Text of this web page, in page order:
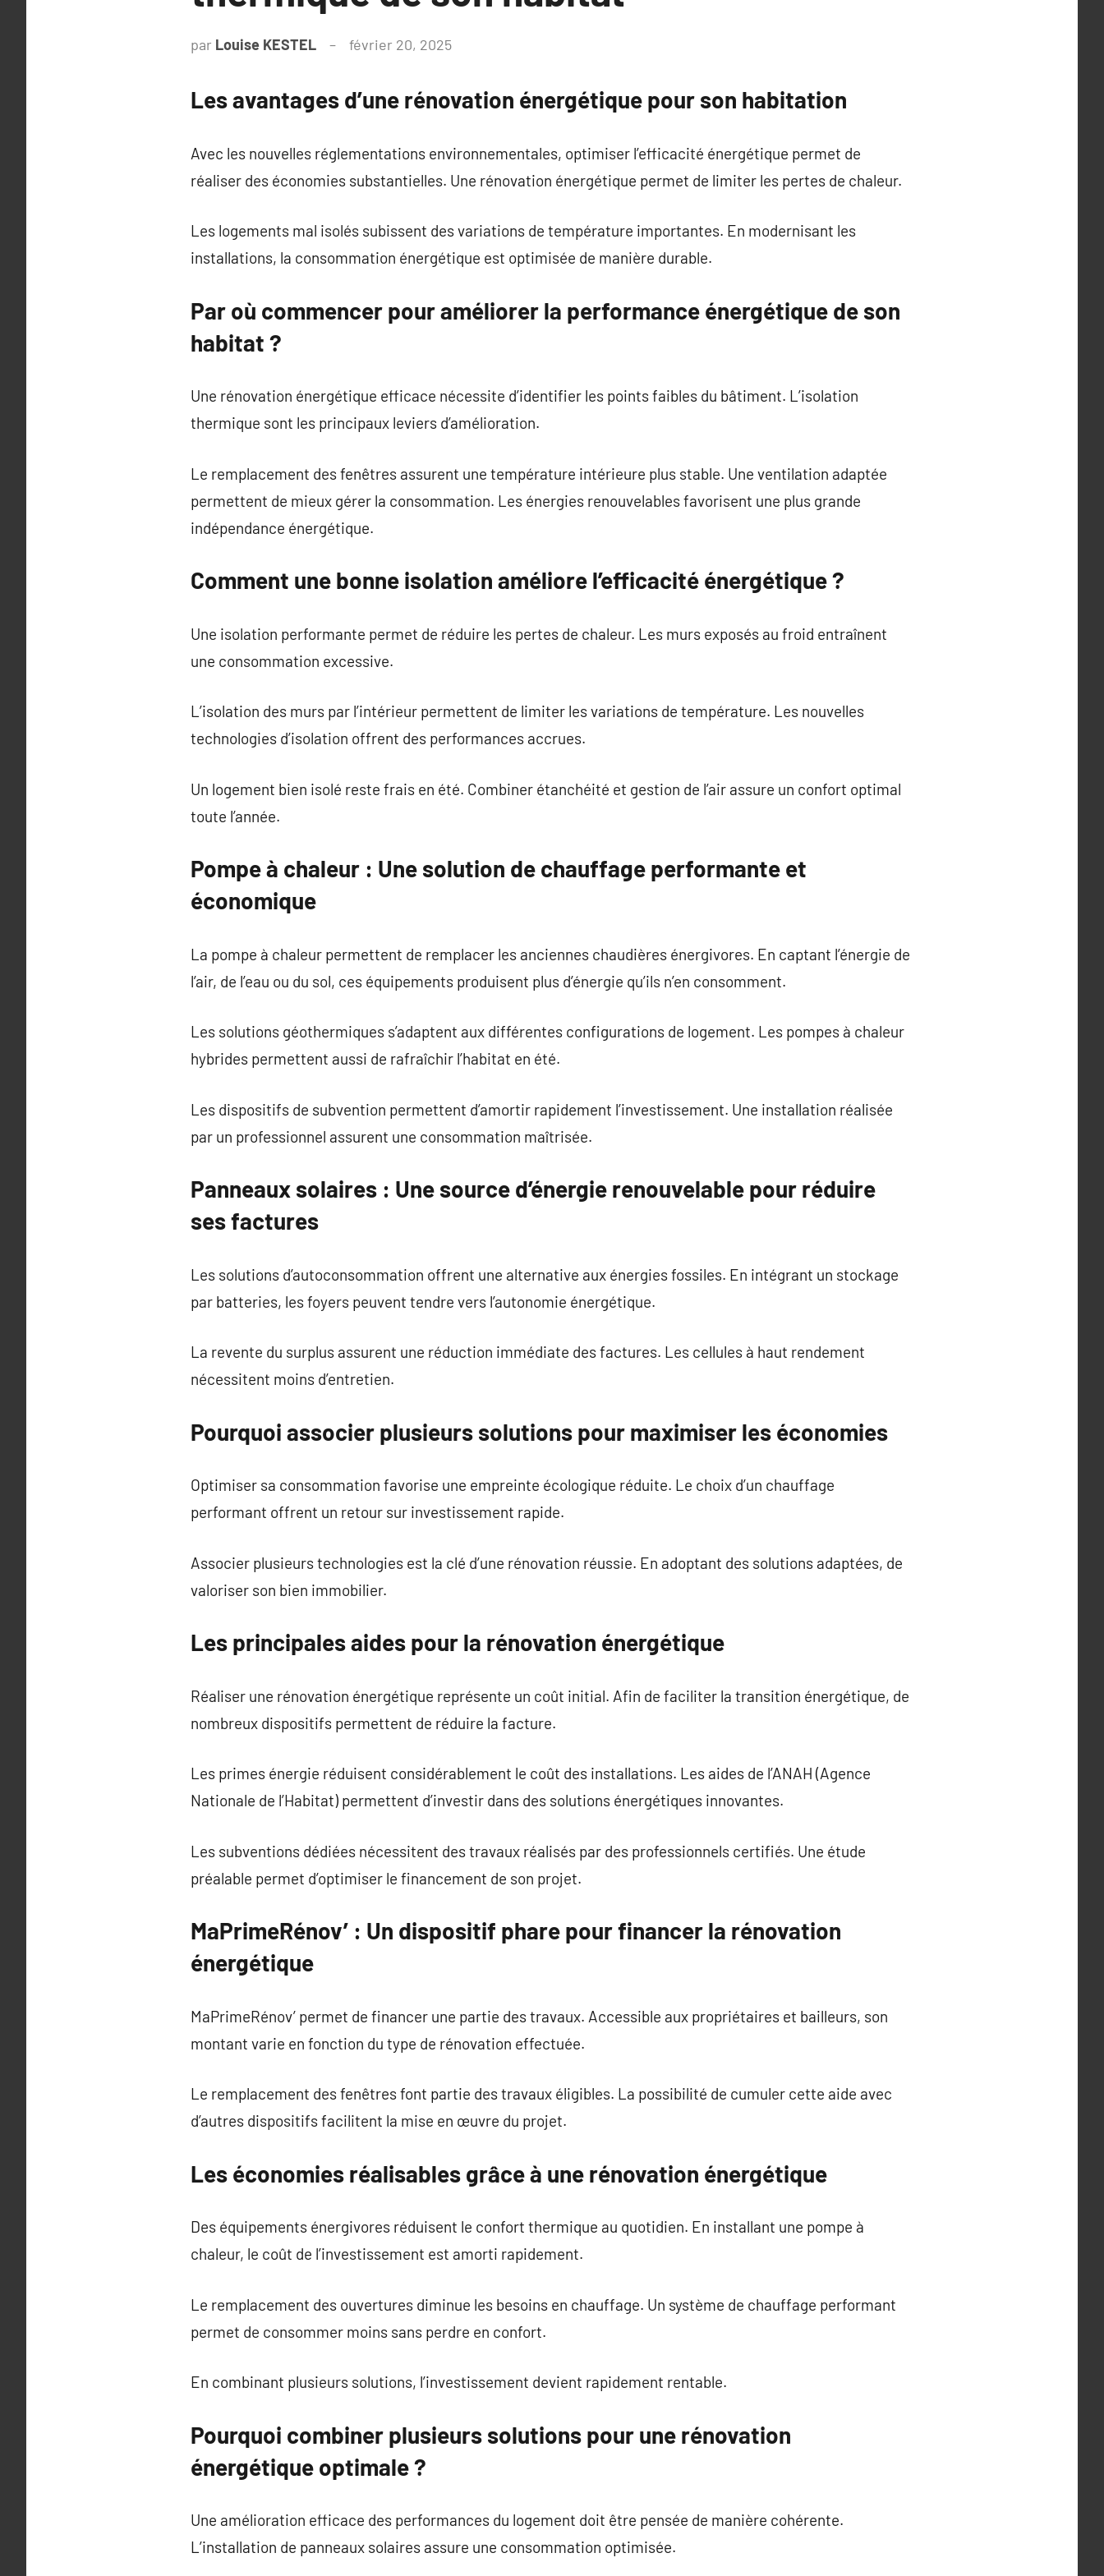
par Louise KESTEL février 20, 2025
Les avantages d’une rénovation énergétique pour son habitation
Avec les nouvelles réglementations environnementales, optimiser l’efficacité énergétique permet de
réaliser des économies substantielles. Une rénovation énergétique permet de limiter les pertes de chaleur.
Les logements mal isolés subissent des variations de température importantes. En modernisant les
installations, la consommation énergétique est optimisée de manière durable.
Par où commencer pour améliorer la performance énergétique de son
habitat ?
Une rénovation énergétique efficace nécessite d’identifier les points faibles du bâtiment. L’isolation
thermique sont les principaux leviers d’amélioration.
Le remplacement des fenêtres assurent une température intérieure plus stable. Une ventilation adaptée
permettent de mieux gérer la consommation. Les énergies renouvelables favorisent une plus grande
indépendance énergétique.
Comment une bonne isolation améliore l’efficacité énergétique ?
Une isolation performante permet de réduire les pertes de chaleur. Les murs exposés au froid entraînent
une consommation excessive.
L’isolation des murs par l’intérieur permettent de limiter les variations de température. Les nouvelles
technologies d’isolation offrent des performances accrues.
Un logement bien isolé reste frais en été. Combiner étanchéité et gestion de l’air assure un confort optimal
toute l’année.
Pompe à chaleur : Une solution de chauffage performante et
économique
La pompe à chaleur permettent de remplacer les anciennes chaudières énergivores. En captant l’énergie de
l’air, de l’eau ou du sol, ces équipements produisent plus d’énergie qu’ils n’en consomment.
Les solutions géothermiques s’adaptent aux différentes configurations de logement. Les pompes à chaleur
hybrides permettent aussi de rafraîchir l’habitat en été.
Les dispositifs de subvention permettent d’amortir rapidement l’investissement. Une installation réalisée
par un professionnel assurent une consommation maîtrisée.
Panneaux solaires : Une source d’énergie renouvelable pour réduire
ses factures
Les solutions d’autoconsommation offrent une alternative aux énergies fossiles. En intégrant un stockage
par batteries, les foyers peuvent tendre vers l’autonomie énergétique.
La revente du surplus assurent une réduction immédiate des factures. Les cellules à haut rendement
nécessitent moins d’entretien.
Pourquoi associer plusieurs solutions pour maximiser les économies
Optimiser sa consommation favorise une empreinte écologique réduite. Le choix d’un chauffage
performant offrent un retour sur investissement rapide.
Associer plusieurs technologies est la clé d’une rénovation réussie. En adoptant des solutions adaptées, de
valoriser son bien immobilier.
Les principales aides pour la rénovation énergétique
Réaliser une rénovation énergétique représente un coût initial. Afin de faciliter la transition énergétique, de
nombreux dispositifs permettent de réduire la facture.
Les primes énergie réduisent considérablement le coût des installations. Les aides de l’ANAH (Agence
Nationale de l’Habitat) permettent d’investir dans des solutions énergétiques innovantes.
Les subventions dédiées nécessitent des travaux réalisés par des professionnels certifiés. Une étude
préalable permet d’optimiser le financement de son projet.
MaPrimeRénov’ : Un dispositif phare pour financer la rénovation
énergétique
MaPrimeRénov’ permet de financer une partie des travaux. Accessible aux propriétaires et bailleurs, son
montant varie en fonction du type de rénovation effectuée.
Le remplacement des fenêtres font partie des travaux éligibles. La possibilité de cumuler cette aide avec
d’autres dispositifs facilitent la mise en œuvre du projet.
Les économies réalisables grâce à une rénovation énergétique
Des équipements énergivores réduisent le confort thermique au quotidien. En installant une pompe à
chaleur, le coût de l’investissement est amorti rapidement.
Le remplacement des ouvertures diminue les besoins en chauffage. Un système de chauffage performant
permet de consommer moins sans perdre en confort.
En combinant plusieurs solutions, l’investissement devient rapidement rentable.
Pourquoi combiner plusieurs solutions pour une rénovation
énergétique optimale ?
Une amélioration efficace des performances du logement doit être pensée de manière cohérente.
L’installation de panneaux solaires assure une consommation optimisée.